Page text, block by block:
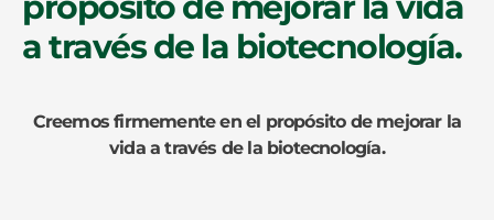
a través de la biotecnología.
Creemos firmemente en el propósito de mejorar la
vida a través de la biotecnología.